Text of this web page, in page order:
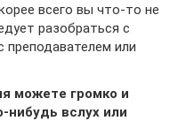
всего вы что-то не
разобраться с
преподавателем или
можете громко и
нибудь вслух или